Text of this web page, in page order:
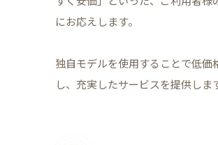
にお応えします。
独自モデルを使用することで低価
し、充実したサービスを提供しま